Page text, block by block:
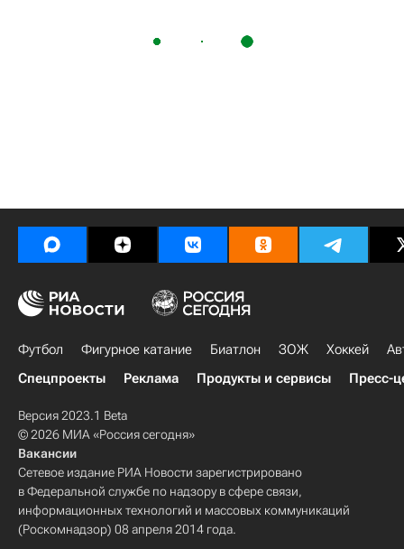
Футбол Фигурное катание Биатлон ЗОЖ Хоккей
Спецпроекты
Реклама Продукты и сервисы Пресс-
Версия 2023.1 Beta
© 2026 МИА «Россия сегодня»
Вакансии
Сетевое издание РИА Новости зарегистрировано
в Федеральной службе по надзору в сфере связи,
информационных технологий и массовых коммуникаций
(Роскомнадзор) 08 апреля 2014 года.